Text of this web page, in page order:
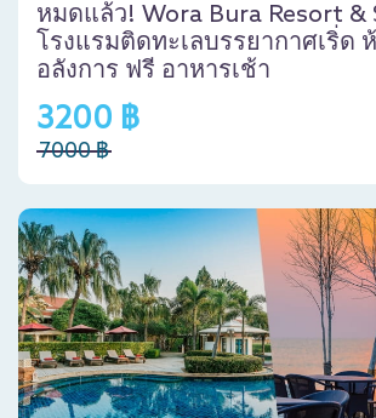
หมดแล้ว! Wora Bura Resort &
โรงแรมติดทะเลบรรยากาศเริ่ด
อลังการ ฟรี อาหารเช้า
3200 ฿
7000 ฿